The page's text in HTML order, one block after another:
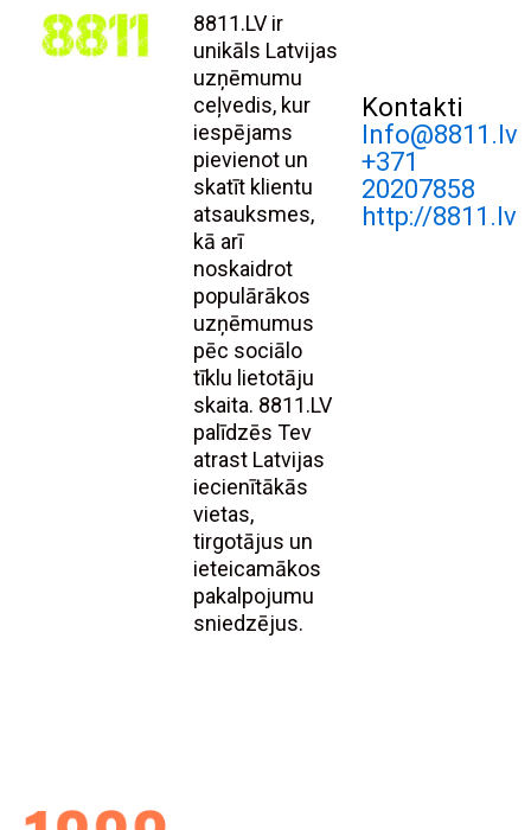
8811.LV ir
unikāls Latvijas
uzņēmumu
ceļvedis, kur
iespējams
pievienot un
skatīt klientu
atsauksmes,
kā arī
noskaidrot
populārākos
uzņēmumus
pēc sociālo
tīklu lietotāju
skaita. 8811.LV
palīdzēs Tev
atrast Latvijas
iecienītākās
vietas,
tirgotājus un
ieteicamākos
pakalpojumu
sniedzējus.
Kontakti
Info@8811.lv
+371
20207858
http://8811.lv